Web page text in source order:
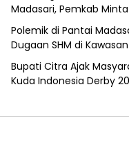
Madasari, Pemkab
Polemik di Pantai
Dugaan SHM di
Bupati Citra Ajak
Kuda Indonesia Derby